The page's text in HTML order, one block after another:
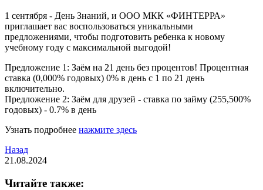
1 сентября - День Знаний, и ООО МКК «ФИНТЕРРА»
приглашает вас воспользоваться уникальными
предложениями, чтобы подготовить ребенка к новому
учебному году с максимальной выгодой!
Предложение 1: Заём на 21 день без процентов! Процентная
ставка (0,000% годовых) 0% в день с 1 по 21 день
включительно.
Предложение 2: Заём для друзей - ставка по займу (255,500%
годовых) - 0.7% в день
Узнать подробнее нажмите здесь
Назад
21.08.2024
Читайте также: